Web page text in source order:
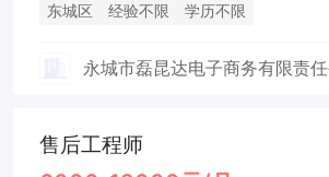
东城区 经验不限 学历不限
永城市磊昆达电子商务有限责任
售后工程师